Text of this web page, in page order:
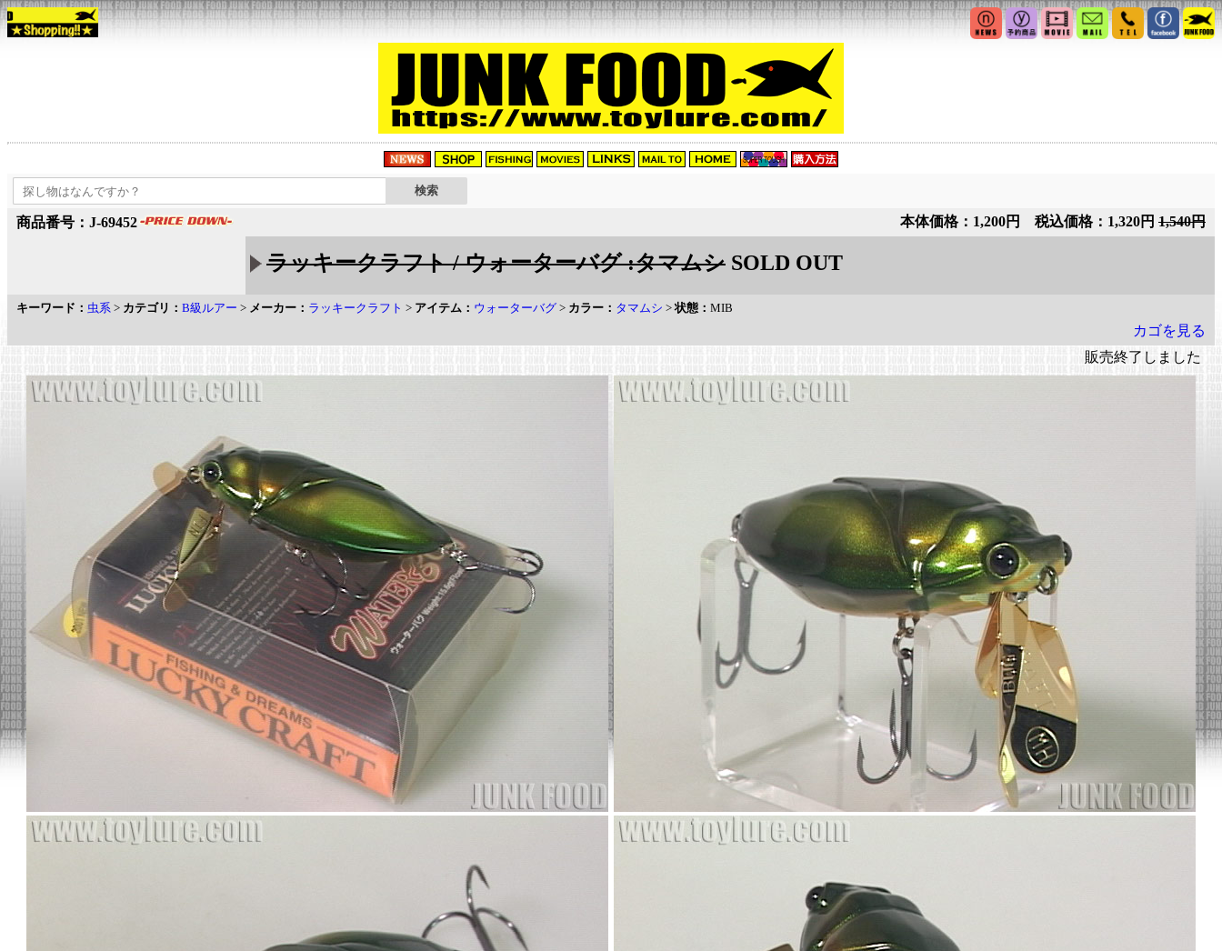
商品番号：J-69452 本体価格：1,200円 税込価格：1,320円 1,540円
ラッキークラフト / ウォーターバグ :タマムシ SOLD OUT
キーワード： 虫系 > カテゴリ： B級ルアー > メーカー： ラッキークラフト > アイテム： ウォーターバグ > カラー： タマムシ >状態： MIB
カゴを見る
販売終了しました